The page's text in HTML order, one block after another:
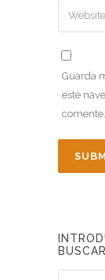
Guarda
este
comente.
BUSCAR